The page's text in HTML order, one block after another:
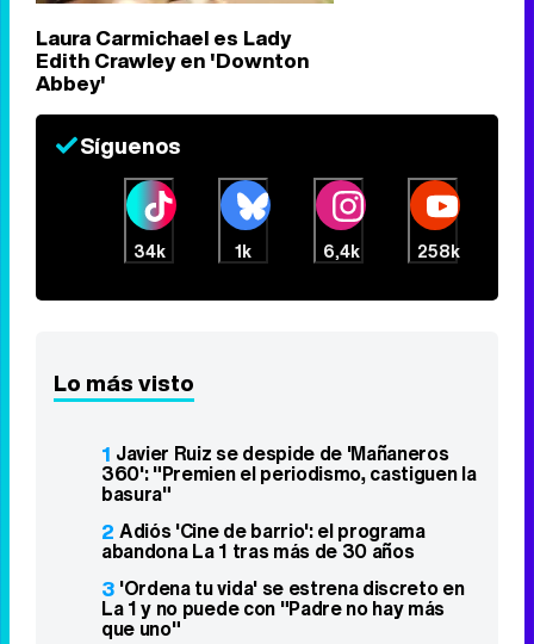
Laura Carmichael es Lady
Edith Crawley en 'Downton
Abbey'
Síguenos
34k 1k 6,4k 258k
Lo más visto
1 Javier Ruiz se despide de 'Mañaneros
360': "Premien el periodismo, castiguen la
basura"
2 Adiós 'Cine de barrio': el programa
abandona La 1 tras más de 30 años
3 'Ordena tu vida' se estrena discreto en
La 1 y no puede con "Padre no hay más
que uno"